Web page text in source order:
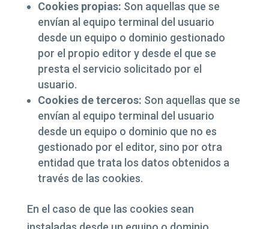
Cookies propias: Son aquellas que se
envían al equipo terminal del usuario
desde un equipo o dominio gestionado
por el propio editor y desde el que se
presta el servicio solicitado por el
usuario.
Cookies de terceros: Son aquellas que se
envían al equipo terminal del usuario
desde un equipo o dominio que no es
gestionado por el editor, sino por otra
entidad que trata los datos obtenidos a
través de las cookies.
En el caso de que las cookies sean